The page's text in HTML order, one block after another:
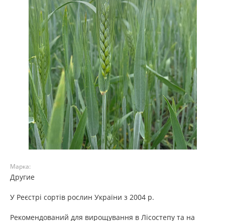
Марка:
Другие
У Реєстрі сортів рослин України з 2004 р.
Рекомендований для вирощування в Лісостепу та на